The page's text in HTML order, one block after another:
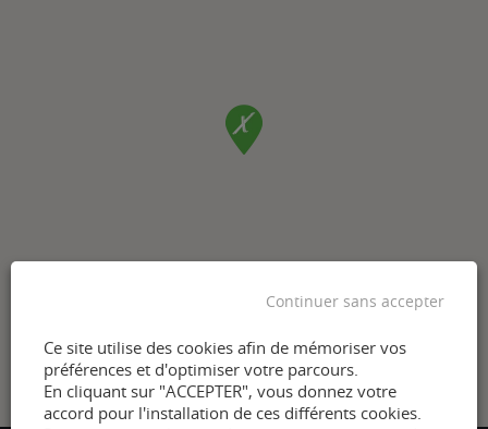
Ce site utilise des cookies afin de mémoriser vos
préférences et d'optimiser votre parcours.
En cliquant sur "ACCEPTER", vous donnez votre
accord pour l'installation de ces différents cookies.
Continuer sans accepter